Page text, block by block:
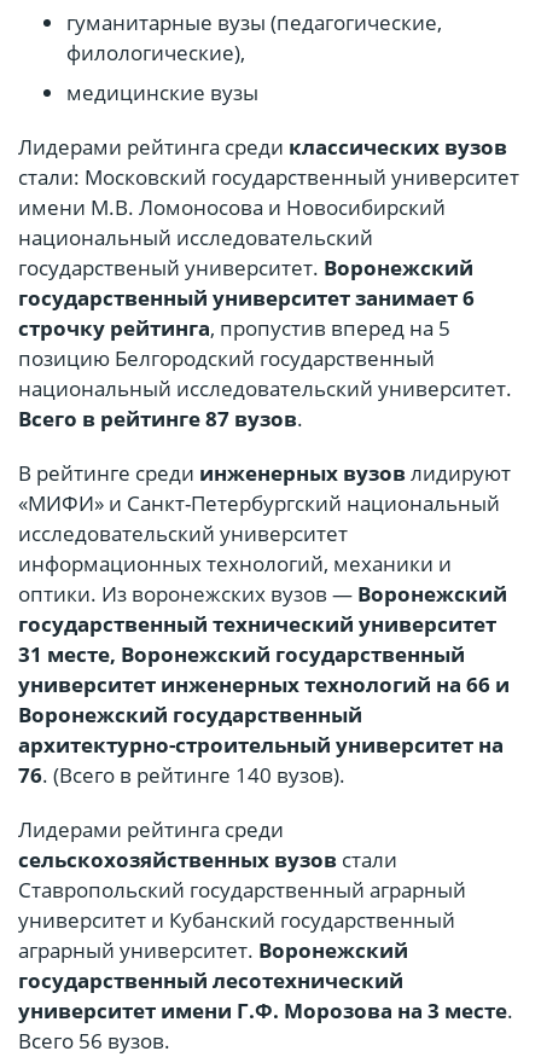
гуманитарные вузы (педагогические,
филологические),
медицинские вузы
Лидерами рейтинга среди классических вузов
стали: Московский государственный университет
имени М.В. Ломоносова и Новосибирский
национальный исследовательский
государственый университет. Воронежский
государственный университет занимает 6
строчку рейтинга, пропустив вперед на 5
позицию Белгородский государственный
национальный исследовательский университет.
Всего в рейтинге 87 вузов.
В рейтинге среди инженерных вузовлидируют
«МИФИ» и Санкт-Петербургский национальный
исследовательский университет
информационных технологий, механики и
оптики. Из воронежских вузов — Воронежский
государственный технический университет
31 месте, Воронежский государственный
университет инженерных технологий на 66 и
Воронежский государственный
архитектурно-строительный университет на
76. (Всего в рейтинге 140 вузов).
Лидерами рейтинга среди
сельскохозяйственных вузов стали
Ставропольский государственный аграрный
университет и Кубанский государственный
аграрный университет. Воронежский
государственный лесотехнический
университет имени Г.Ф. Морозова на 3 месте.
Всего 56 вузов.